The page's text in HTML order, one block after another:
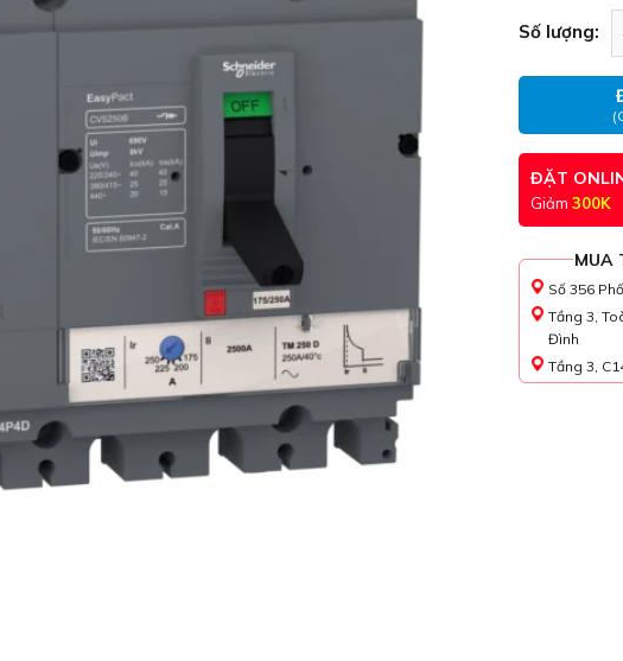
Số lượng:
ĐẶT
Giảm 300K
MUA
Số 356
Tầng 3,
Đình
Tầng 3,